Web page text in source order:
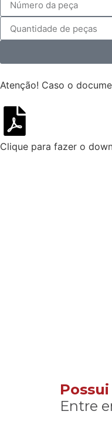
Atenção! Caso o
Clique para fazer o
Entre